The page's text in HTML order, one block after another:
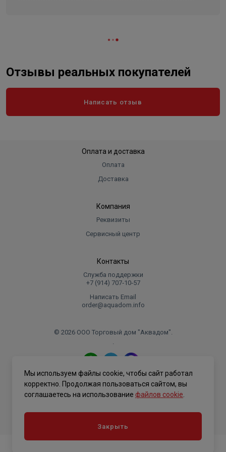
0.017927
Отзывы реальных покупателей
Написать отзыв
Оплата и доставка
Оплата
Доставка
Компания
Реквизиты
Сервисный центр
Контакты
Служба поддержки
+7 (914) 707‑10‑57
Написать Email
order@aquadom.info
© 2026 ООО Торговый дом "Аквадом".
.
Политика конфиденциальности
Мы используем файлы cookie, чтобы сайт работал
корректно. Продолжая пользоваться сайтом, вы
соглашаетесь на использование файлов cookie
Закрыть